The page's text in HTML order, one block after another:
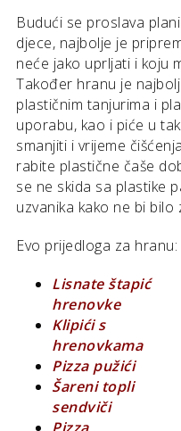
Budući se proslava
djece, najbolje je
neće jako uprljati i koju
Također hranu je
plastičnim tanjurima i
uporabu, kao i piće u
smanjiti i vrijeme
rabite plastične čaše
se ne skida sa plastike
uzvanika kako ne bi
Evo prijedloga za hranu:
Lisnate štapić
hrenovke
Klipići s
hrenovkama
Pizza pužići
Šareni topli
sendviči